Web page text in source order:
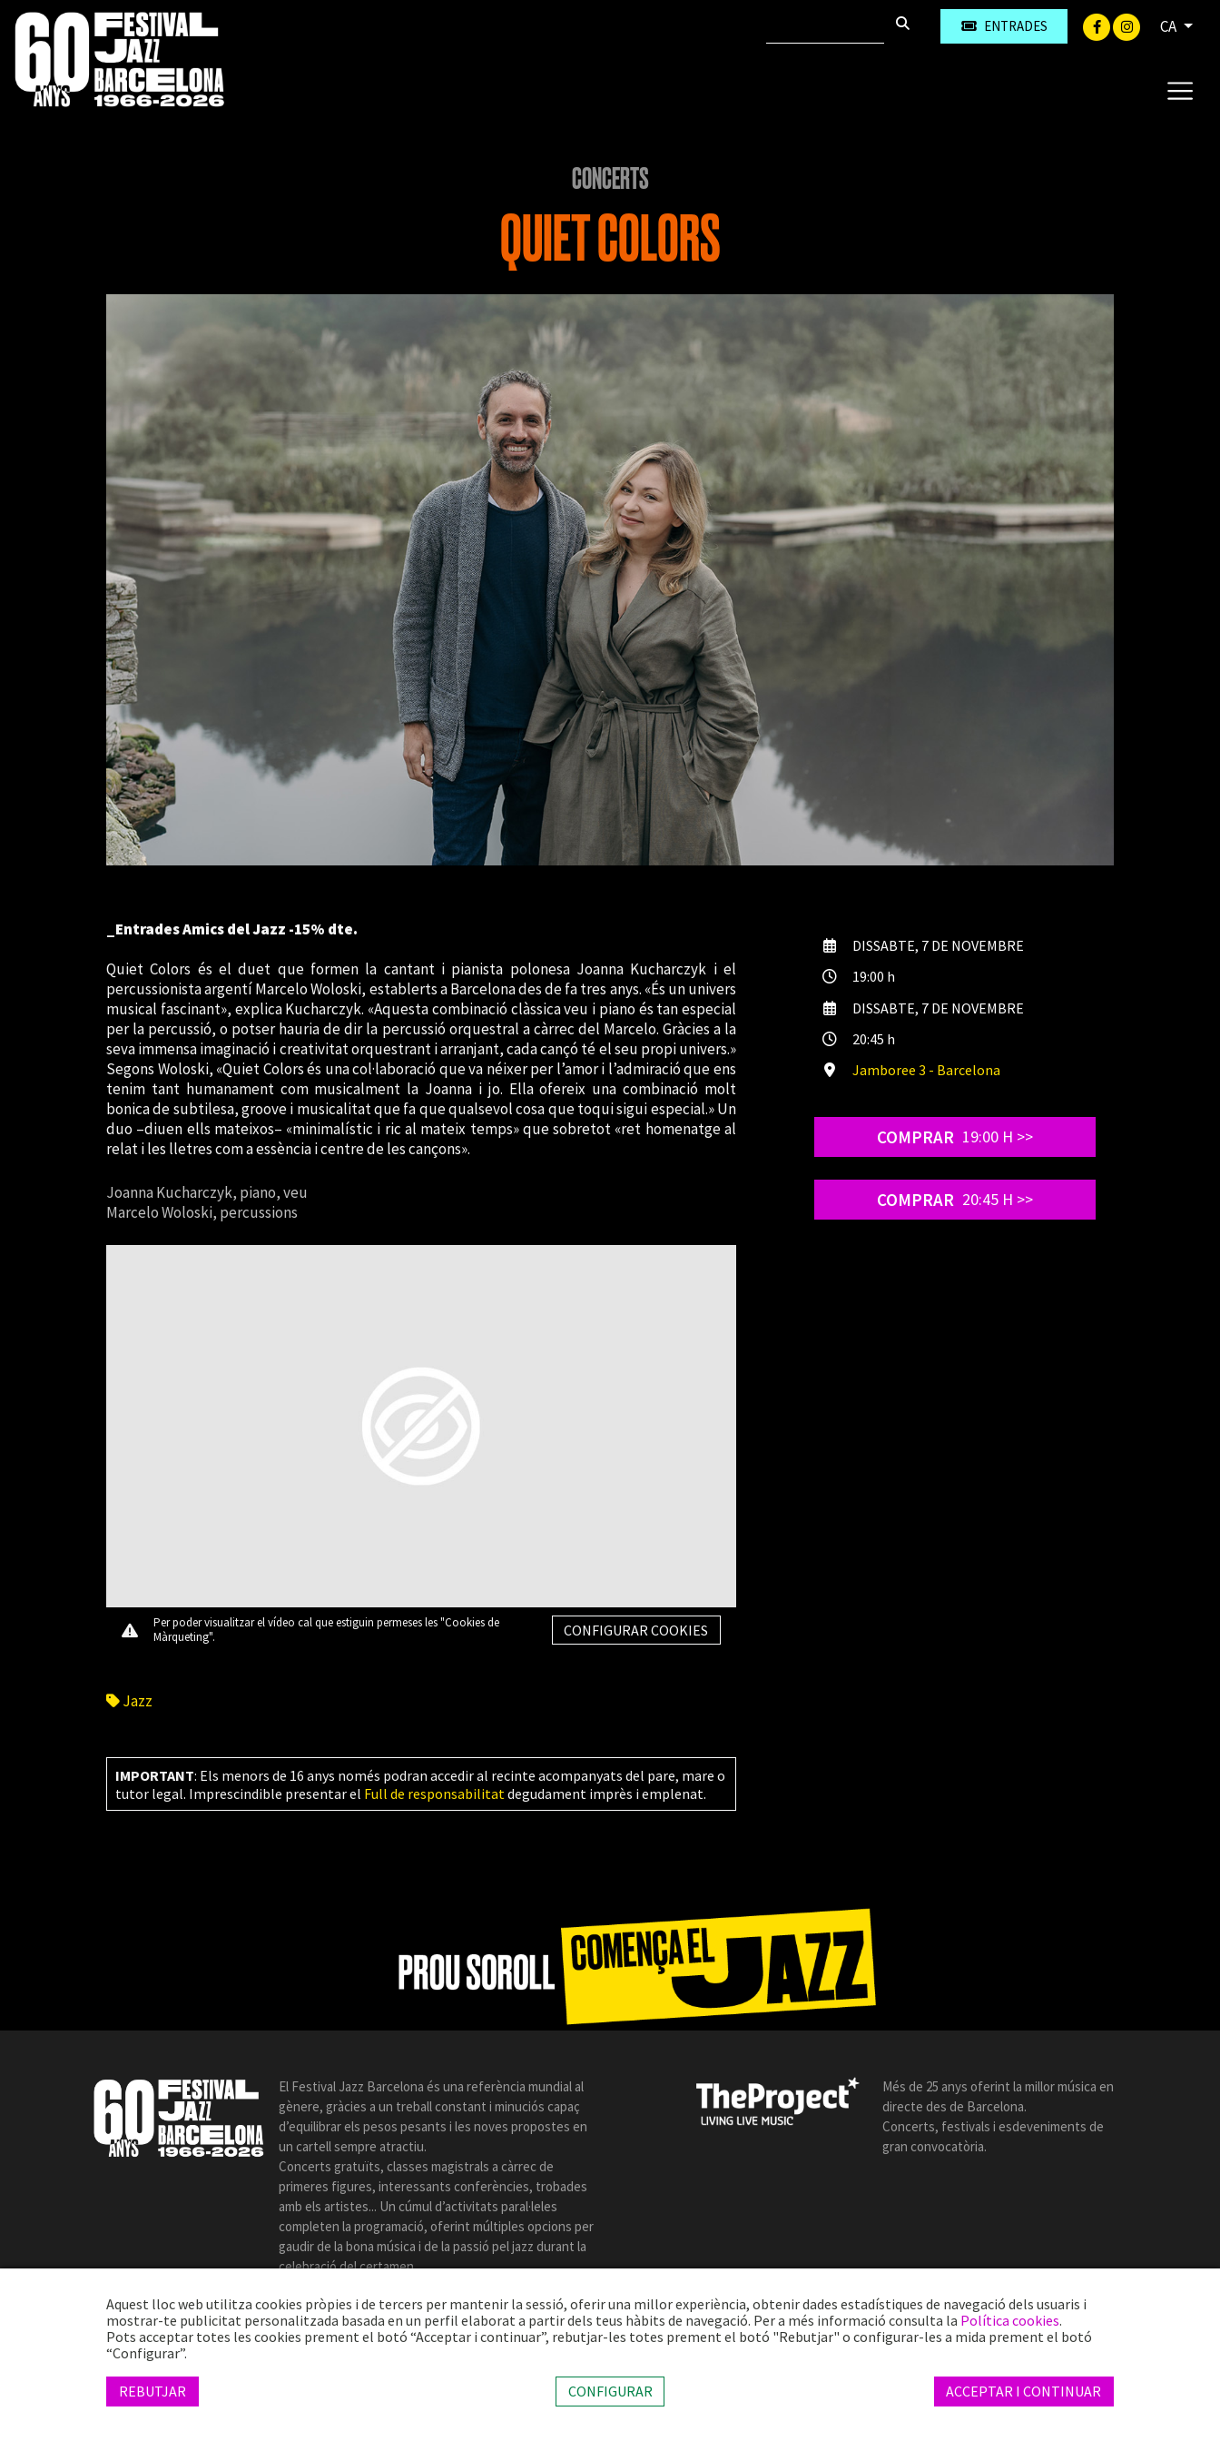
ENTRADES CA
CONCERTS
QUIET COLORS
DISSABTE, 7 DE NOVEMBRE
19:00 h
DISSABTE, 7 DE NOVEMBRE
20:45 h
Jamboree 3 - Barcelona
COMPRAR 19:00 H >>
COMPRAR 20:45 H >>
_Entrades Amics del Jazz -15% dte.
Quiet Colors és el duet que formen la cantant i pianista polonesa Joanna Kucharczyk i el
percussionista argentí Marcelo Woloski, establerts a Barcelona des de fa tres anys. «És un univers
musical fascinant», explica Kucharczyk. «Aquesta combinació clàssica veu i piano és tan especial
per la percussió, o potser hauria de dir la percussió orquestral a càrrec del Marcelo. Gràcies a la
seva immensa imaginació i creativitat orquestrant i arranjant, cada cançó té el seu propi univers.»
Segons Woloski, «Quiet Colors és una col·laboració que va néixer per l’amor i l’admiració que ens
tenim tant humanament com musicalment la Joanna i jo. Ella ofereix una combinació molt
bonica de subtilesa, groove i musicalitat que fa que qualsevol cosa que toqui sigui especial.» Un
duo –diuen ells mateixos– «minimalístic i ric al mateix temps» que sobretot «ret homenatge al
relat i les lletres com a essència i centre de les cançons».
Joanna Kucharczyk, piano, veu
Marcelo Woloski, percussions
Per poder visualitzar el vídeo cal que estiguin permeses les "Cookies de
Màrqueting".
CONFIGURAR COOKIES
Jazz
IMPORTANT: Els menors de 16 anys només podran accedir al recinte acompanyats del pare, mare o
tutor legal. Imprescindible presentar el Full de responsabilitat degudament imprès i emplenat.
El Festival Jazz Barcelona és una referència mundial al
gènere, gràcies a un treball constant i minuciós capaç
d’equilibrar els pesos pesants i les noves propostes en
un cartell sempre atractiu.
Concerts gratuïts, classes magistrals a càrrec de
primeres figures, interessants conferències, trobades
amb els artistes... Un cúmul d’activitats paral·leles
completen la programació, oferint múltiples opcions per
gaudir de la bona música i de la passió pel jazz durant la
celebració del certamen.
Més de 25 anys oferint la millor música en
directe des de Barcelona.
Concerts, festivals i esdeveniments de
gran convocatòria.
Avís legal|Política privacitat
Aquest lloc web utilitza cookies pròpies i de tercers per mantenir la sessió, oferir una millor experiència, obtenir dades estadístiques de navegació dels usuaris i
mostrar-te publicitat personalitzada basada en un perfil elaborat a partir dels teus hàbits de navegació. Per a més informació consulta la Política cookies.
Pots acceptar totes les cookies prement el botó “Acceptar i continuar”, rebutjar-les totes prement el botó "Rebutjar" o configurar-les a mida prement el botó
“Configurar”.
REBUTJAR CONFIGURAR ACCEPTAR I CONTINUAR